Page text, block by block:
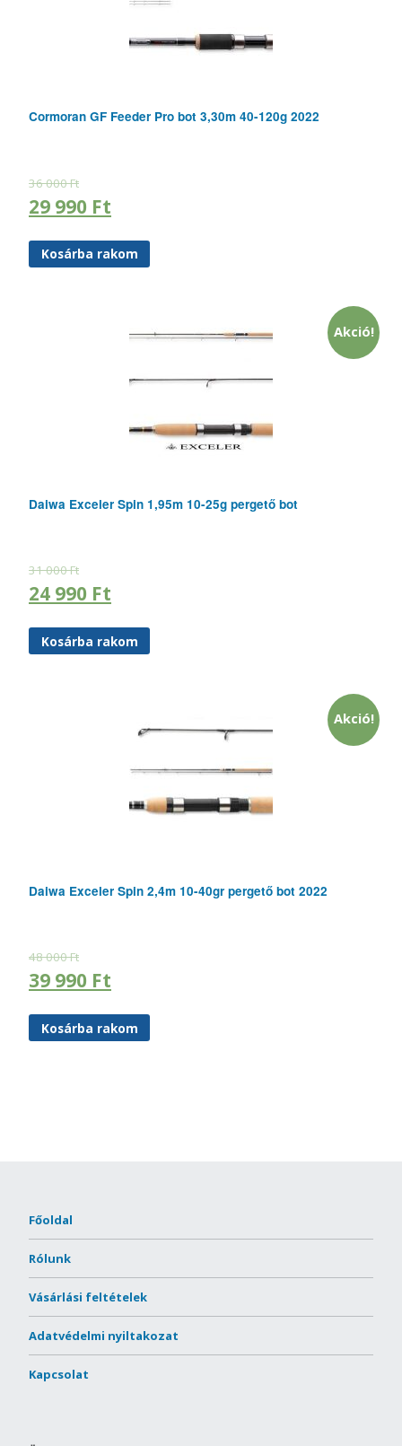
Cormoran GF Feeder Pro bot 3,30m 40-120g 2022
36 000Ft
29 990 Ft
Kosárba rakom
Akció!
Daiwa Exceler Spin 1,95m 10-25g pergető bot
31 000Ft
24 990 Ft
Kosárba rakom
Akció!
Daiwa Exceler Spin 2,4m 10-40gr pergető bot 2022
48 000Ft
39 990 Ft
Kosárba rakom
Főoldal
Rólunk
Vásárlási feltételek
Adatvédelmi nyiltakozat
Kapcsolat